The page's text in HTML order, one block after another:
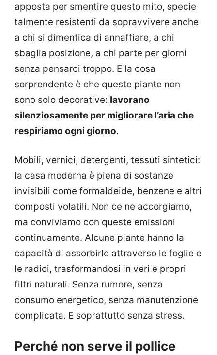
apposta per smentire questo mito, specie
talmente resistenti da sopravvivere anche
a chi si dimentica di annaffiare, a chi
sbaglia posizione, a chi parte per giorni
senza pensarci troppo. E la cosa
sorprendente è che queste piante non
sono solo decorative: lavorano
silenziosamente per migliorare l’aria che
respiriamo ogni giorno.
Mobili, vernici, detergenti, tessuti sintetici:
la casa moderna è piena di sostanze
invisibili come formaldeide, benzene e altri
composti volatili. Non ce ne accorgiamo,
ma conviviamo con queste emissioni
continuamente. Alcune piante hanno la
capacità di assorbirle attraverso le foglie e
le radici, trasformandosi in veri e propri
filtri naturali. Senza rumore, senza
consumo energetico, senza manutenzione
complicata. E soprattutto senza stress.
Perché non serve il pollice